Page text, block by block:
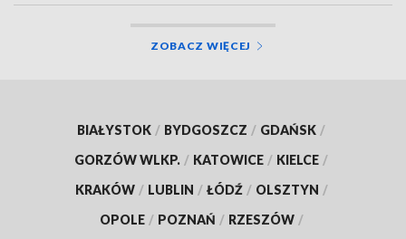
ZOBACZ WIĘCEJ
BIAŁYSTOK / BYDGOSZCZ / GDAŃSK /
GORZÓW WLKP. / KATOWICE / KIELCE /
KRAKÓW / LUBLIN / ŁÓDŹ / OLSZTYN /
OPOLE / POZNAŃ / RZESZÓW /